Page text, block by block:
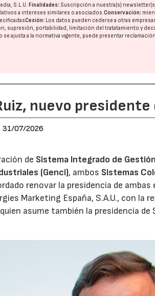
S.L.U.Finalidades: Suscripción a nuestra(s)
a intereses similares o asociados.Conservación:
Cesión: Los datos pueden cederse a otras
supresión, portabilidad, limitación del tratatamiento y
ajusta a la normativa vigente, puede presentar
nuevo presidente
31/07/2026
de Sistema Integrado de
(Genci), ambos Sistemas
renovar la presidencia de
Marketing España, S.A.U., con la
asume también la presidencia